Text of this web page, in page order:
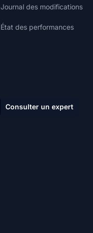
Journal des modifications
État des performances
Consulter un expert